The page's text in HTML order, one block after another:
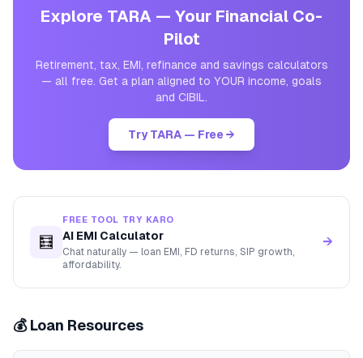
Explore TARA — Your Financial Co-
Pilot
Retirement, tax, EMI, refinance and savings calculators
— all free. Get a plan aligned to YOUR income, goals
and CIBIL.
Try TARA — Free →
🧮
FREE TOOL TRY KARO
AI EMI Calculator
Chat naturally — loan EMI, FD returns, SIP growth,
affordability.
→
💰 Loan Resources